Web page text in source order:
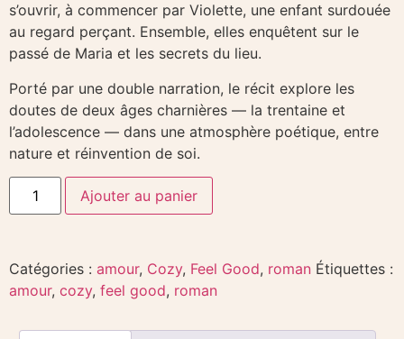
s’ouvrir, à commencer par Violette, une enfant surdouée
au regard perçant. Ensemble, elles enquêtent sur le
passé de Maria et les secrets du lieu.
Porté par une double narration, le récit explore les
doutes de deux âges charnières — la trentaine et
l’adolescence — dans une atmosphère poétique, entre
nature et réinvention de soi.
Ajouter au panier
Catégories : amour, Cozy, Feel Good, roman Étiquettes :
amour, cozy, feel good, roman